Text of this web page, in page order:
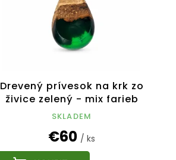
Drevený prívesok na krk zo
živice zelený - mix farieb
SKLADEM
€60 / ks